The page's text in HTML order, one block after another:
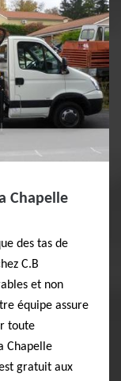
Chapelle
des tas de
C.B
et non
équipe assure
toute
Chapelle
gratuit aux